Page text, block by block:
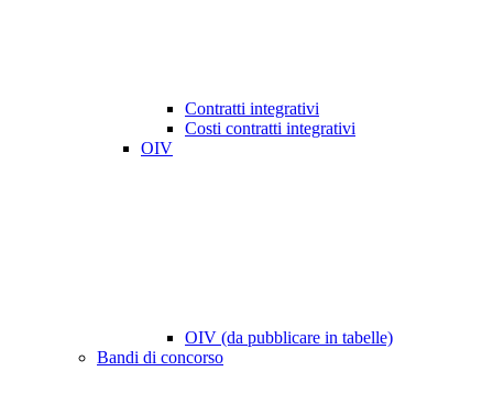
Contratti integrativi
Costi contratti integrativi
OIV
OIV (da pubblicare in tabelle)
Bandi di concorso